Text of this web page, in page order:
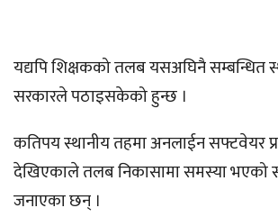
यद्यपि शिक्षकको तलब यसअघिनै सम्बन्धित
सरकारले पठाइसकेको हुन्छ ।
कतिपय स्थानीय तहमा अनलाईन सफ्टवेयर
देखिएकाले तलब निकासामा समस्या भएको
जनाएका छन् ।